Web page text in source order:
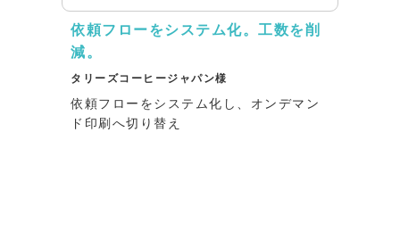
依頼フローをシステム化。工数を削
減。
タリーズコーヒージャパン様
依頼フローをシステム化し、オンデマン
ド印刷へ切り替え